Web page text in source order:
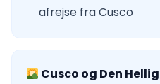
afrejse fra Cusco
Cusco og Den